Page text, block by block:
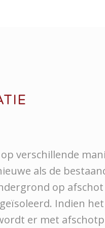
verschillende
als de
op
Indien
er met